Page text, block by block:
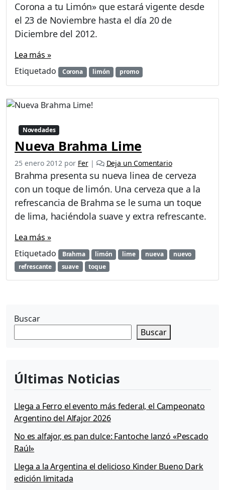
Corona a tu Limón» que estará vigente desde
el 23 de Noviembre hasta el día 20 de
Diciembre del 2012.
Lea más »
Etiquetado
Corona limón promo
Novedades
Nueva Brahma Lime
25 enero 2012 por Fer | Deja un Comentario
Brahma presenta su nueva linea de cerveza
con un toque de limón. Una cerveza que a la
refrescancia de Brahma se le suma un toque
de lima, haciéndola suave y extra refrescante.
Lea más »
Etiquetado
Brahma limón lime nueva
nuevo
refrescante
suave toque
Buscar
Buscar
Últimas Noticias
Llega a Ferro el evento más federal, el Campeonato
Argentino del Alfajor 2026
No es alfajor, es pan dulce: Fantoche lanzó «Pescado
Raúl»
Llega a la Argentina el delicioso Kinder Bueno Dark
edición limitada